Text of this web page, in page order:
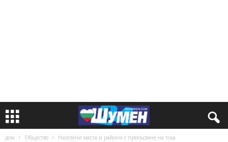
дом Общество Населени места и райони с прекъсване на тока